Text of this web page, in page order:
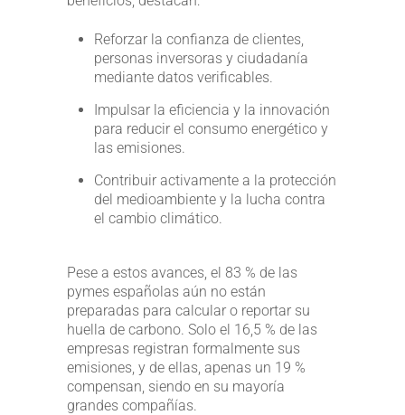
Reforzar la confianza de clientes,
personas inversoras y ciudadanía
mediante datos verificables.
Impulsar la eficiencia y la innovación
para reducir el consumo energético y
las emisiones.
Contribuir activamente a la protección
del medioambiente y la lucha contra
el cambio climático.
Pese a estos avances, el 83 % de las
pymes españolas aún no están
preparadas para calcular o reportar su
huella de carbono. Solo el 16,5 % de las
empresas registran formalmente sus
emisiones, y de ellas, apenas un 19 %
compensan, siendo en su mayoría
grandes compañías.